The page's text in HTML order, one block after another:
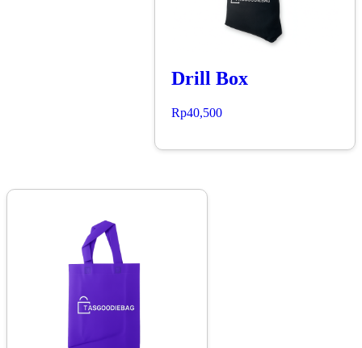
Drill Box
Rp40,500